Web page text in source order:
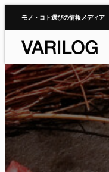
キ
ッ
プ
モノ・コト選びの情報メディア